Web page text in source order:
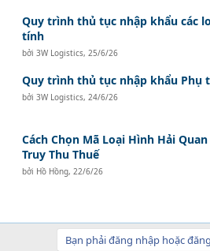
Quy trình thủ tục nhập khẩu các
tính
bởi3W Logistics, 25/6/26
Quy trình thủ tục nhập khẩu Phụ
bởi3W Logistics, 24/6/26
Cách Chọn Mã Loại Hình Hải
Truy Thu Thuế
bởi Hồ Hồng, 22/6/26
Bạn phải đăng nhập hoặc